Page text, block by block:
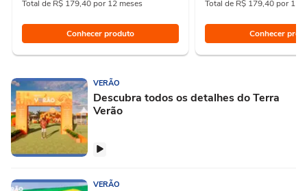
Total de R$ 179,40 por 12 meses
Conhecer produto
Total de R$ 179,40 por 12
Conhecer
VERÃO
Descubra todos os detalhes do Terra
Verão
VERÃO